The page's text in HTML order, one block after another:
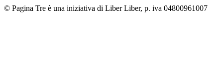
© Pagina Tre è una iniziativa di Liber Liber, p. iva 04800961007